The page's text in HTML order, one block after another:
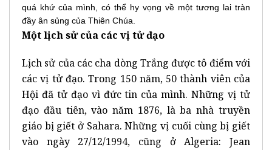
quá khứ của mình, có thể hy vọng về một tương lai tràn
đầy ân sủng của Thiên Chúa.
Một lịch sử của các vị tử đạo
Lịch sử của các cha dòng Trắng được tô điểm với
các vị tử đạo. Trong 150 năm, 50 thành viên của
Hội đã tử đạo vì đức tin của mình. Những vị tử
đạo đầu tiên, vào năm 1876, là ba nhà truyền
giáo bị giết ở Sahara. Những vị cuối cùng bị giết
vào ngày 27/12/1994, cũng ở Algeria: Jean